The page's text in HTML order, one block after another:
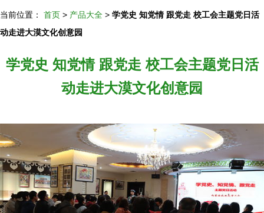
当前位置： 首页 > 产品大全 > 学党史 知党情 跟党走 校工会主题党日活
动走进大漠文化创意园
学党史 知党情 跟党走 校工会主题党日活
动走进大漠文化创意园